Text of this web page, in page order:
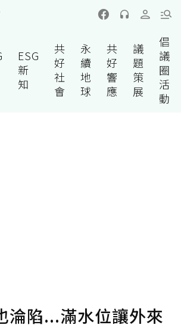
ESG
新
知
共
好
社
會
永
續
地
球
共
好
響
應
議
題
策
展
倡
議
圈
活
動
淪陷...滿水位讓外來